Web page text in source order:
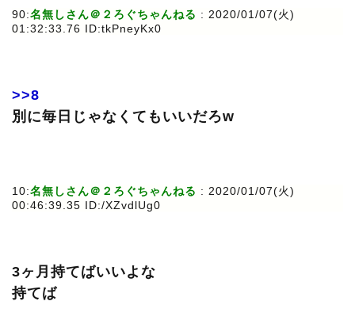
90:名無しさん＠２ろぐちゃんねる : 2020/01/07(火)
01:32:33.76 ID:tkPneyKx0
>>8
別に毎日じゃなくてもいいだろw
10:名無しさん＠２ろぐちゃんねる : 2020/01/07(火)
00:46:39.35 ID:/XZvdlUg0
3ヶ月持てばいいよな
持てば